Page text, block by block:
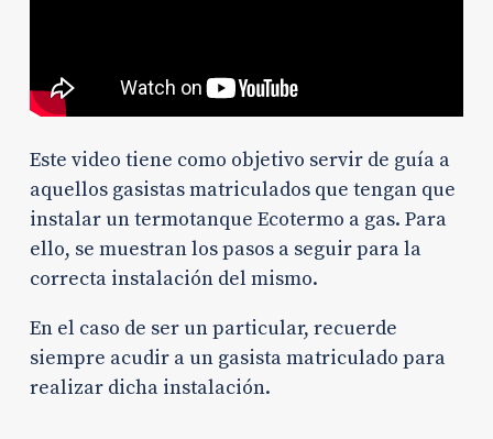
Este video tiene como objetivo servir de guía a
aquellos gasistas matriculados que tengan que
instalar un termotanque Ecotermo a gas. Para
ello, se muestran los pasos a seguir para la
correcta instalación del mismo.
En el caso de ser un particular, recuerde
siempre acudir a un gasista matriculado para
realizar dicha instalación.